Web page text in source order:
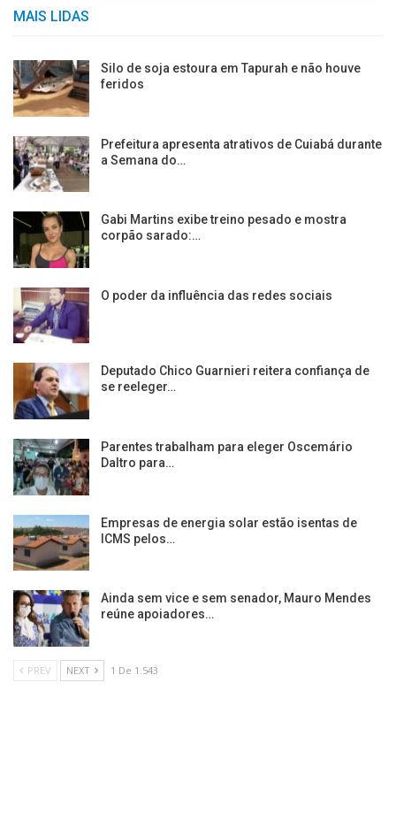
MAIS LIDAS
Silo de soja estoura em Tapurah e não houve
feridos
Prefeitura apresenta atrativos de Cuiabá durante
a Semana do…
Gabi Martins exibe treino pesado e mostra
corpão sarado:…
O poder da influência das redes sociais
Deputado Chico Guarnieri reitera confiança de
se reeleger…
Parentes trabalham para eleger Oscemário
Daltro para…
Empresas de energia solar estão isentas de
ICMS pelos…
Ainda sem vice e sem senador, Mauro Mendes
reúne apoiadores…
PREV NEXT 1 De 1.543